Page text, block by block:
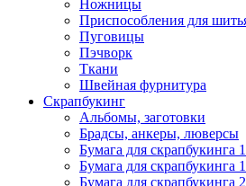
Ножницы
Приспособления для
Пуговицы
Пэчворк
Ткани
Швейная фурнитура
Скрапбукинг
Альбомы, заготовки
Брадсы, анкеры, люверсы
Бумага для скрапбукинга
Бумага для скрапбукинга
Бумага для скрапбукинга